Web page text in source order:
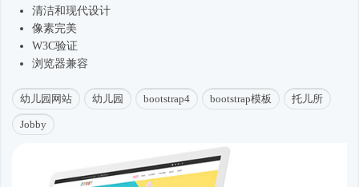
清洁和现代设计
像素完美
W3C验证
浏览器兼容
幼儿园网站 幼儿园 bootstrap4 bootstrap模板 托儿所
Jobby